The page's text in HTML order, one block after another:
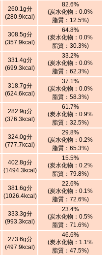
260.1g分
(280.9kcal)
82.6%
(炭水化物：0.0%
脂質：12.5%)
308.5g分
(357.9kcal)
64.8%
(炭水化物：0.0%
脂質：30.3%)
331.4g分
(699.3kcal)
33.2%
(炭水化物：0.0%
脂質：62.3%)
318.7g分
(624.6kcal)
37.1%
(炭水化物：0.0%
脂質：58.3%)
282.9g分
(376.3kcal)
61.7%
(炭水化物：0.9%
脂質：32.5%)
324.0g分
(777.7kcal)
29.8%
(炭水化物：0.2%
脂質：65.3%)
402.8g分
(1494.3kcal)
15.5%
(炭水化物：0.2%
脂質：79.8%)
381.6g分
(1026.4kcal)
22.6%
(炭水化物：0.1%
脂質：72.6%)
333.3g分
(993.3kcal)
23.4%
(炭水化物：0.5%
脂質：71.6%)
273.6g分
(497.9kcal)
46.6%
(炭水化物：1.1%
脂質：47.5%)